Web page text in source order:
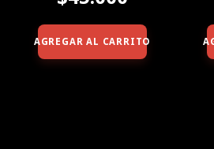
AGREGAR AL CARRITO